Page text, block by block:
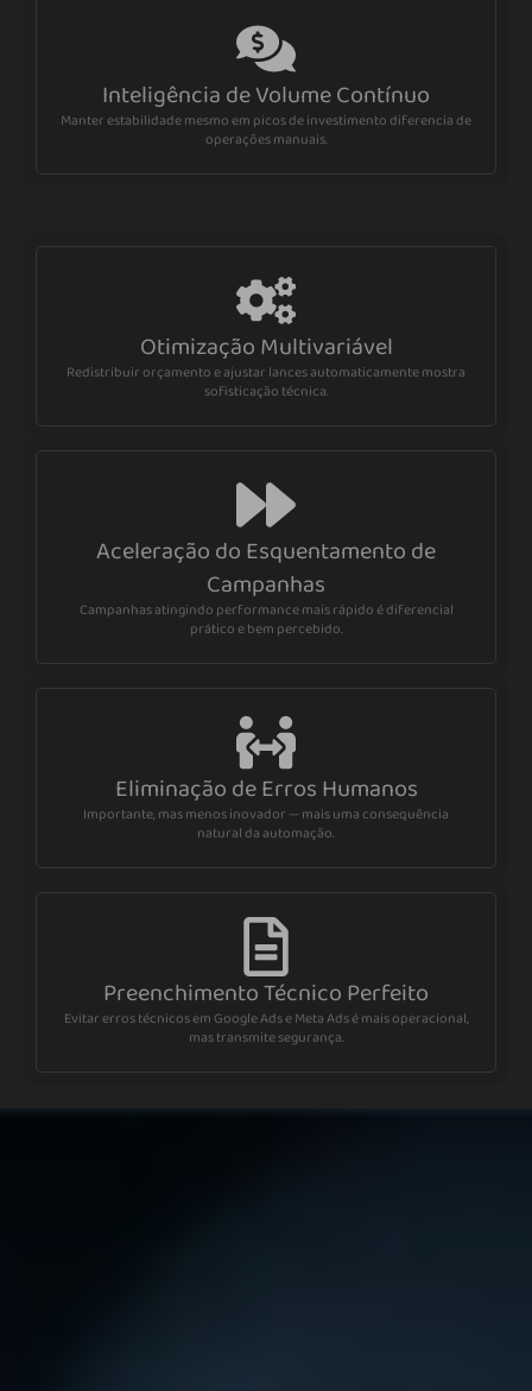
Inteligência de Volume Contínuo
Manter estabilidade mesmo em picos de investimento diferencia de
operações manuais.
Otimização Multivariável
Redistribuir orçamento e ajustar lances automaticamente mostra
sofisticação técnica.
Aceleração do Esquentamento de
Campanhas
Campanhas atingindo performance mais rápido é diferencial
prático e bem percebido.
Eliminação de Erros Humanos
Importante, mas menos inovador — mais uma consequência
natural da automação.
Preenchimento Técnico Perfeito
Evitar erros técnicos em Google Ads e Meta Ads é mais operacional,
mas transmite segurança.